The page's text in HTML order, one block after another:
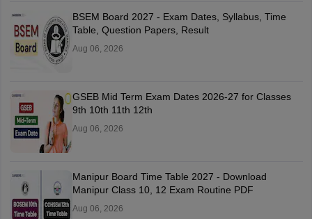
BSEM Board 2027 - Exam Dates, Syllabus, Time
Table, Question Papers, Result
Aug 06, 2026
GSEB Mid Term Exam Dates 2026-27 for Classes
9th 10th 11th 12th
Aug 06, 2026
Manipur Board Time Table 2027 - Download
Manipur Class 10, 12 Exam Routine PDF
Aug 06, 2026